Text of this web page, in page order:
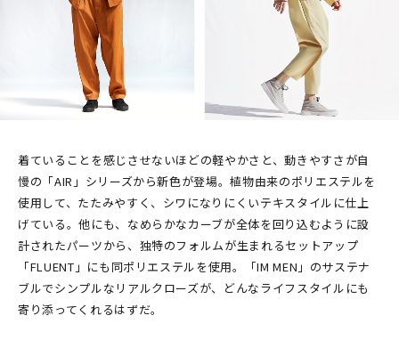
着ていることを感じさせないほどの軽やかさと、動きやすさが自
慢の「AIR」シリーズから新色が登場。植物由来のポリエステルを
使用して、たたみやすく、シワになりにくいテキスタイルに仕上
げている。他にも、なめらかなカーブが全体を回り込むように設
計されたパーツから、独特のフォルムが生まれるセットアップ
「FLUENT」にも同ポリエステルを使用。「IM MEN」のサステナ
ブルでシンプルなリアルクローズが、どんなライフスタイルにも
寄り添ってくれるはずだ。